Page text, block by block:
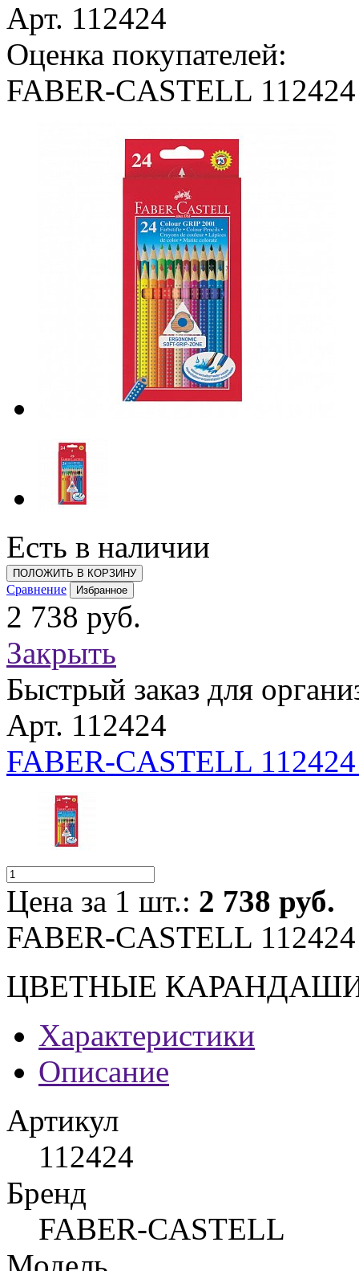
Арт. 112424
Оценка покупателей:
FABER-CASTELL
Есть в наличии
ПОЛОЖИТЬ В КОРЗИНУ
Сравнение Избранное
2 738 руб.
Закрыть
Быстрый заказ для
Арт. 112424
FABER-CASTELL
Цена за 1 шт.: 2 738 руб.
FABER-CASTELL
ЦВЕТНЫЕ КАРАНДАШИ
Характеристики
Описание
Артикул
112424
Бренд
FABER-CASTELL